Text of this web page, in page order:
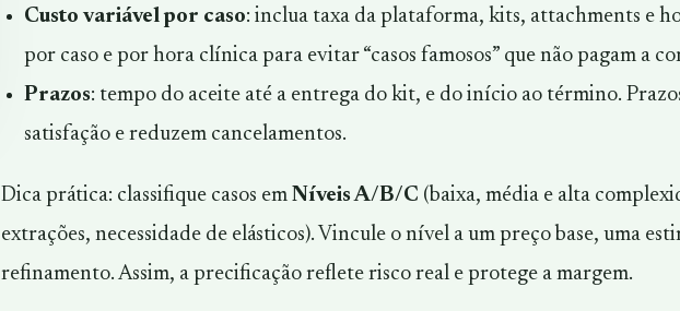
Custo variável por caso: inclua taxa da plataforma, kits, attachments e
por caso e por hora clínica para evitar “casos famosos” que não pagam a
Prazos: tempo do aceite até a entrega do kit, e do início ao término.
satisfação e reduzem cancelamentos.
Dica prática: classifique casos em Níveis A/B/C (baixa, média e alta
extrações, necessidade de elásticos). Vincule o nível a um preço base, uma
refinamento. Assim, a precificação reflete risco real e protege a margem.